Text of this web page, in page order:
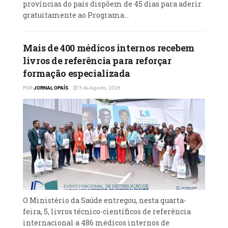
processos que permitirão a passagem à
reforma de mais de 100 trabalhadores,
reforma, pois trata-se de um processo
natural nas organizações, que garante a
renovação dos quadros e o equilíbrio
geracional”.
O responsável acrescentou que a valorização
do capital humano passa igualmente pela
aposta contínua na formação profissional,
tendo sido realizadas em 2025 um total de 36
acções de formação, das quais 29 em
território nacional e sete no exterior.
Entre os ganhos institucionais e desafios
futuros, Celso Rosas destacou a
materialização do Fundo de Pensões dos
províncias do país dispõem de 45 dias para aderir
gratuitamente ao Programa...
Mais de 400 médicos internos recebem
livros de referência para reforçar
formação especializada
PORJORNAL OPAÍS 5 de Agosto, 2026
O Ministério da Saúde entregou, nesta quarta-
feira, 5, livros técnico-científicos de referência
internacional a 486 médicos internos de